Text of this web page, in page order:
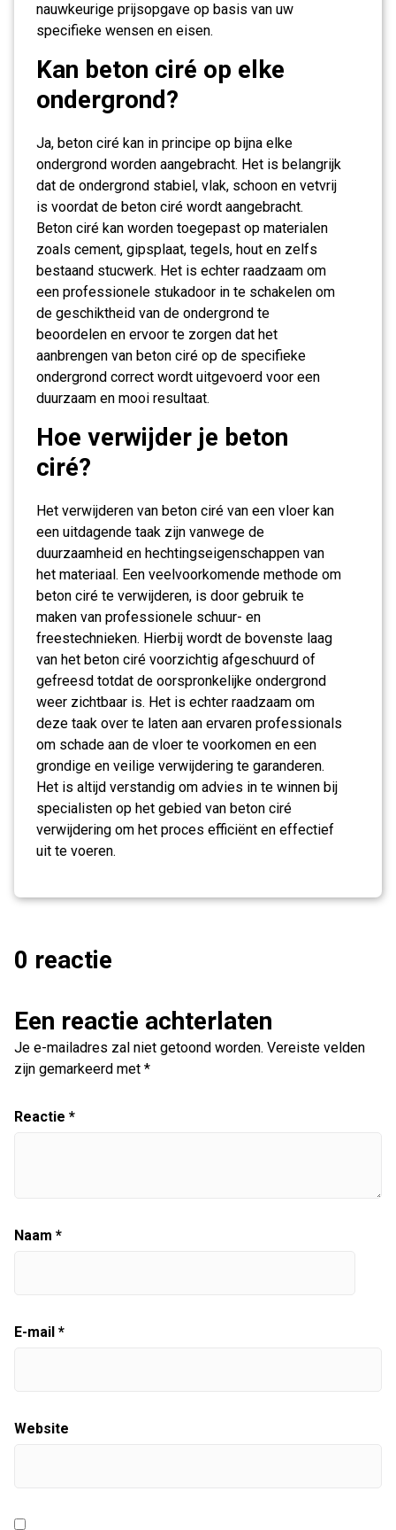
nauwkeurige prijsopgave op basis van uw
specifieke wensen en eisen.
Kan beton ciré op elke
ondergrond?
Ja, beton ciré kan in principe op bijna elke
ondergrond worden aangebracht. Het is belangrijk
dat de ondergrond stabiel, vlak, schoon en vetvrij
is voordat de beton ciré wordt aangebracht.
Beton ciré kan worden toegepast op materialen
zoals cement, gipsplaat, tegels, hout en zelfs
bestaand stucwerk. Het is echter raadzaam om
een professionele stukadoor in te schakelen om
de geschiktheid van de ondergrond te
beoordelen en ervoor te zorgen dat het
aanbrengen van beton ciré op de specifieke
ondergrond correct wordt uitgevoerd voor een
duurzaam en mooi resultaat.
Hoe verwijder je beton
ciré?
Het verwijderen van beton ciré van een vloer kan
een uitdagende taak zijn vanwege de
duurzaamheid en hechtingseigenschappen van
het materiaal. Een veelvoorkomende methode om
beton ciré te verwijderen, is door gebruik te
maken van professionele schuur- en
freestechnieken. Hierbij wordt de bovenste laag
van het beton ciré voorzichtig afgeschuurd of
gefreesd totdat de oorspronkelijke ondergrond
weer zichtbaar is. Het is echter raadzaam om
deze taak over te laten aan ervaren professionals
om schade aan de vloer te voorkomen en een
grondige en veilige verwijdering te garanderen.
Het is altijd verstandig om advies in te winnen bij
specialisten op het gebied van beton ciré
verwijdering om het proces efficiënt en effectief
uit te voeren.
0 reactie
Een reactie achterlaten
Je e-mailadres zal niet getoond worden. Vereiste velden
zijn gemarkeerd met *
Reactie *
Naam *
E-mail *
Website